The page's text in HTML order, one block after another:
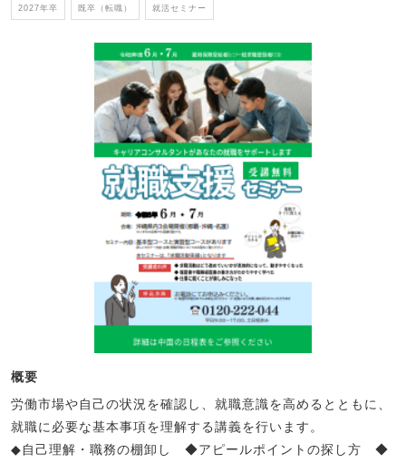
2027年卒 既卒（転職） 就活セミナー
概要
労働市場や自己の状況を確認し、就職意識を高めるとともに、
就職に必要な基本事項を理解する講義を行います。
◆自己理解・職務の棚卸し ◆アピールポイントの探し方 ◆